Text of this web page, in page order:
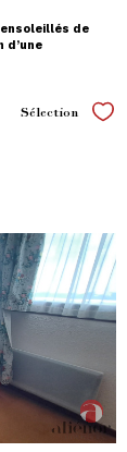
de
d’une
Sélection